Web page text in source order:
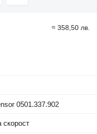
≈ 358,50 лв.
0501.337.902
скорост